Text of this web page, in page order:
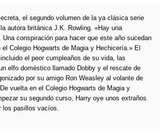
el segundo volumen de la ya clásica serie
autora británica J.K. Rowling. «Hay una
conspiración para hacer que este año sucedan
Colegio Hogwarts de Magia y Hechicería.» El
el peor cumpleaños de su vida, las
elfo doméstico llamado Dobby y el rescate de
por su amigo Ron Weasley al volante de
vuelta en el Colegio Hogwarts de Magia y
su segundo curso, Harry oye unos extraños
los pasillos vacíos.